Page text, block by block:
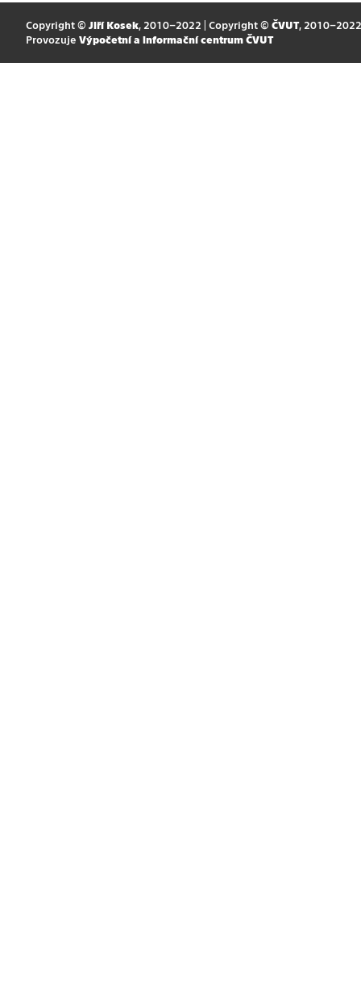
Copyright © Jiří Kosek, 2010–2022 | Copyright © ČVUT, 2010–2022
Provozuje Výpočetní a informační centrum ČVUT